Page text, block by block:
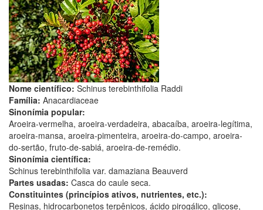
Nome científico: Schinus terebinthifolia Raddi
Família: Anacardiaceae
Sinonímia popular:
Aroeira-vermelha, aroeira-verdadeira, abacaíba, aroeira-legítima,
aroeira-mansa, aroeira-pimenteira, aroeira-do-campo, aroeira-
do-sertão, fruto-de-sabiá, aroeira-de-remédio.
Sinonímia científica:
Schinus terebinthifolia var. damaziana Beauverd
Partes usadas: Casca do caule seca.
Constituintes (princípios ativos, nutrientes, etc.):
Resinas, hidrocarbonetos terpênicos, ácido pirogálico, glicose,